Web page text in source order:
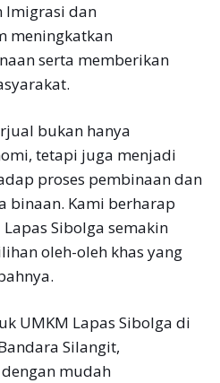
Imigrasi dan
meningkatkan
serta memberikan
bukan hanya
tetapi juga menjadi
proses pembinaan dan
binaan. Kami berharap
Sibolga semakin
oleh-oleh khas yang
UMKM Lapas Sibolga di
Silangit,
mudah